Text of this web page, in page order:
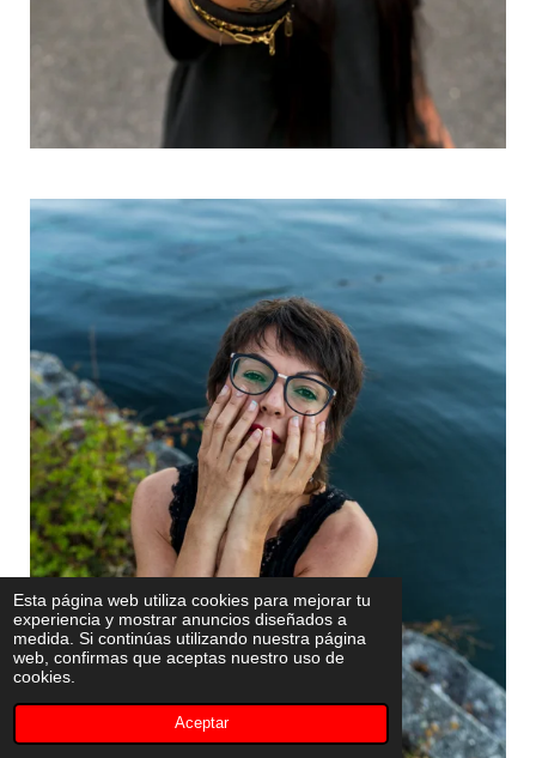
Esta página web utiliza cookies para mejorar tu
experiencia y mostrar anuncios diseñados a
medida. Si continúas utilizando nuestra página
web, confirmas que aceptas nuestro uso de
cookies.
Aceptar